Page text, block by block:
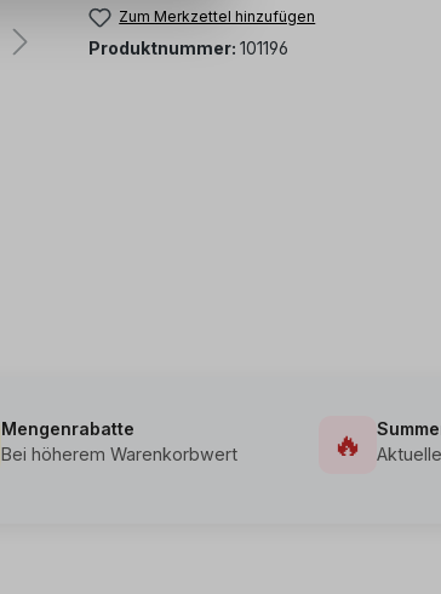
Zum Merkzettel hinzufügen
Produktnummer: 101196
Mengenrabatte
Bei höherem Warenkorbwert
🔥